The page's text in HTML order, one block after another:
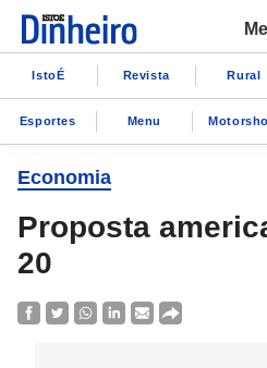
IstoÉ Revista Rural
Esportes Menu
Economia
Proposta
20